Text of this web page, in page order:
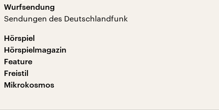
Wurfsendung
Sendungen des Deutschlandfunk
Hörspiel
Hörspielmagazin
Feature
Freistil
Mikrokosmos